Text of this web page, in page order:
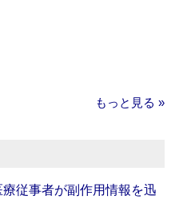
もっと見る »
療従事者が副作用情報を迅